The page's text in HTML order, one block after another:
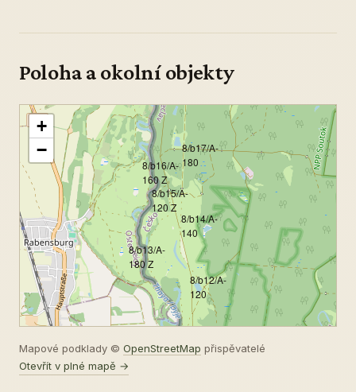
Poloha a okolní objekty
8/b14/A-
140
8/b15/A-
120 Z
8/b13/A-
180 Z
8/b12/A-
120
8/b16/A-
160 Z
8/b17/A-
180
+
−
Mapové podklady © OpenStreetMap přispěvatelé
Otevřít v plné mapě →